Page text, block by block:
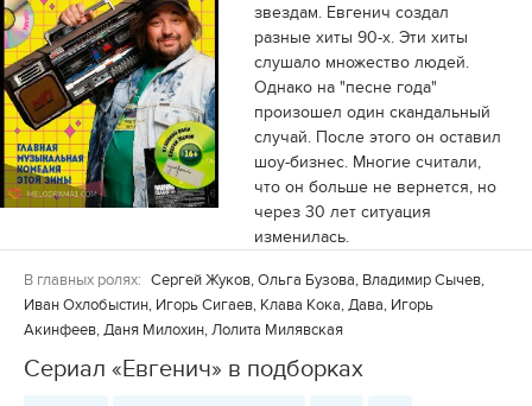
звездам. Евгенич создал
разные хиты 90-х. Эти хиты
слушало множество людей.
Однако на "песне года"
произошел один скандальный
случай. После этого он оставил
шоу-бизнес. Многие считали,
что он больше не вернется, но
через 30 лет ситуация
изменилась.
В главных ролях: Сергей Жуков, Ольга Бузова, Владимир Сычев,
Иван Охлобыстин, Игорь Сигаев, Клава Кока, Дава, Игорь
Акинфеев, Даня Милохин, Лолита Милявская
Сериал «Евгенич» в подборках